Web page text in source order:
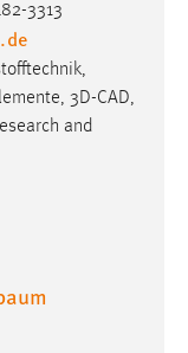
3313
.de
3D-CAD,
and
anonym.
wie